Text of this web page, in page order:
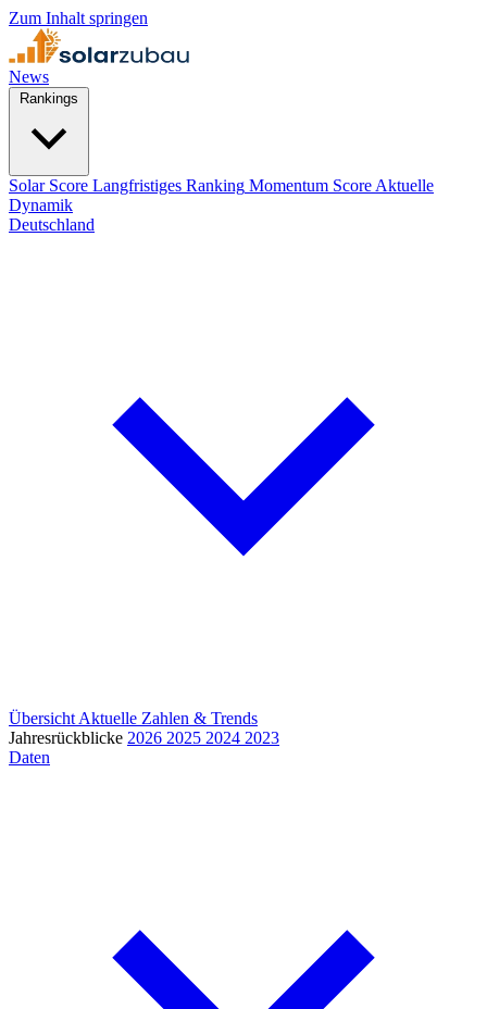
Zum Inhalt springen
News
Solar Score Langfristiges Ranking Momentum Score Aktuelle
Dynamik
Deutschland
Übersicht Aktuelle Zahlen & Trends
Jahresrückblicke 2026 2025 2024 2023
Daten